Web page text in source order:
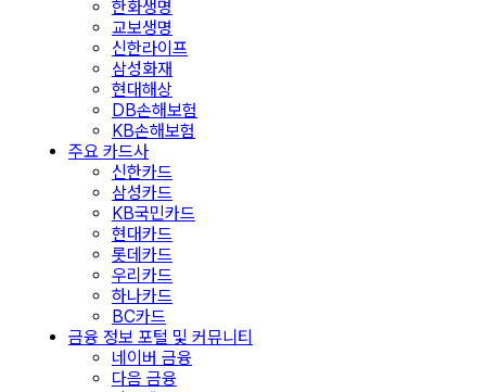
한화생명
교보생명
신한라이프
삼성화재
현대해상
DB손해보험
KB손해보험
주요 카드사
신한카드
삼성카드
KB국민카드
현대카드
롯데카드
우리카드
하나카드
BC카드
금융 정보 포털 및 커뮤니티
네이버 금융
다음 금융